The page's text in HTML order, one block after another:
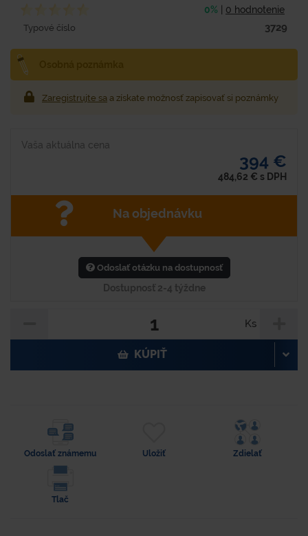
0% 0 hodnotenie
Typové číslo 3729
Zaregistrujte sa a získate možnosť zapisovať si poznámky
Vaša aktuálna cena
394 €
484,62 € s DPH
Na objednávku
Odoslať otázku na dostupnosť
Dostupnosť 2-4 týždne
Ks
KÚPIŤ
Odoslať známemu Uložiť Zdielať
Tlač